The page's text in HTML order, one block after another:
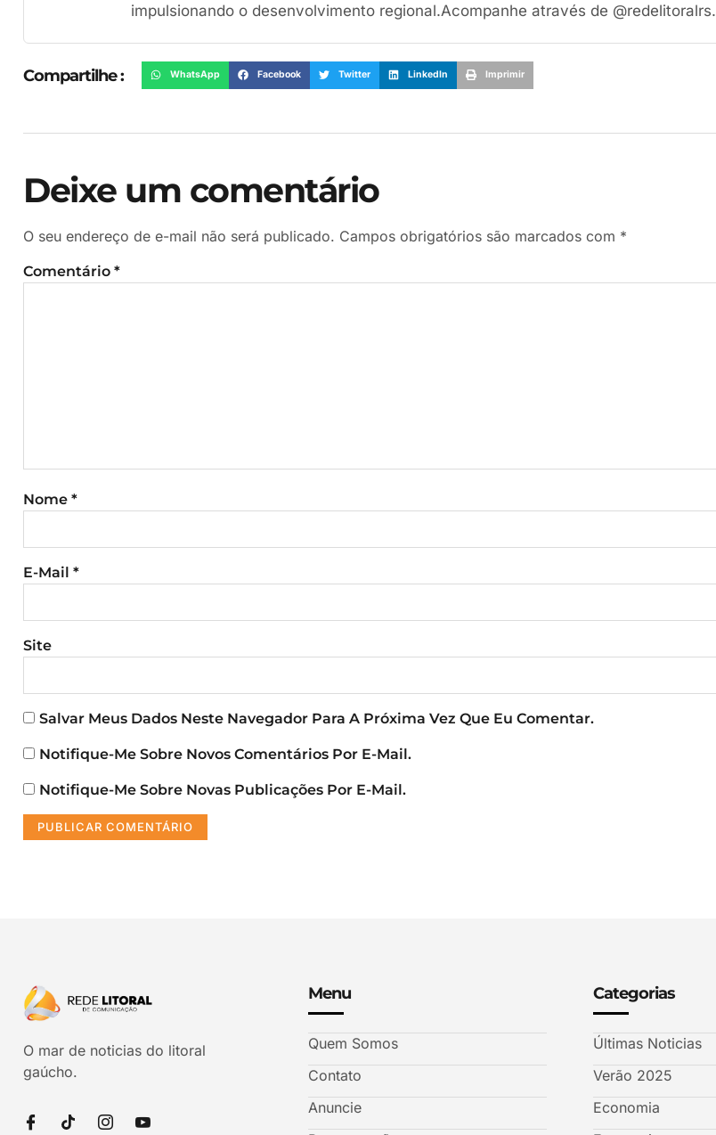
impulsionando o desenvolvimento regional.Acompanhe através de @redelitoralrs.
Compartilhe : WhatsApp Facebook Twitter LinkedIn Imprimir
Deixe um comentário
O seu endereço de e-mail não será publicado. Campos obrigatórios são marcados com *
Comentário *
Nome *
E-Mail *
Site
Salvar Meus Dados Neste Navegador Para A Próxima Vez Que Eu Comentar.
Notifique-Me Sobre Novos Comentários Por E-Mail.
Notifique-Me Sobre Novas Publicações Por E-Mail.
O mar de noticias do litoral
gaúcho.
Menu
Quem Somos
Contato
Anuncie
Categorias
Últimas Noticias
Verão 2025
Economia